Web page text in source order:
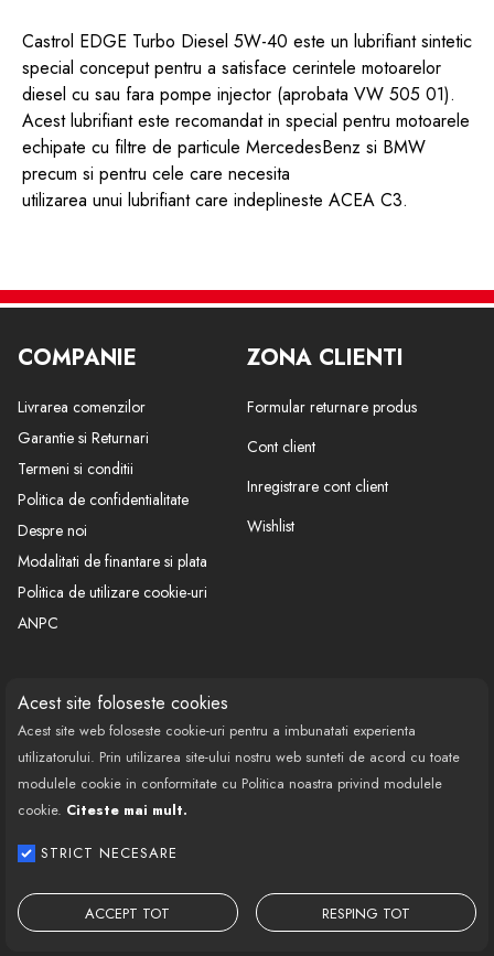
Acest site foloseste cookies
Acest site web foloseste cookie-uri pentru a imbunatati experienta
utilizatorului. Prin utilizarea site-ului nostru web sunteti de acord cu toate
modulele cookie in conformitate cu Politica noastra privind modulele
cookie. Citeste mai mult.
STRICT NECESARE
ACCEPT TOT RESPING TOT
Castrol EDGE Turbo Diesel 5W-40 este un lubrifiant sintetic
special conceputpentru a satisface cerintele motoarelor
diesel cu sau fara pompe injector (aprobata VW 505 01).
Acest lubrifiant este recomandat in special pentru motoarele
echipate cu filtre de particule MercedesBenz si BMW
precum si pentru cele care necesita
utilizarea unui lubrifiant care indeplineste ACEA C3.
scurt È™i lung
-ajuta pentru a sustine o performanta imbunatatita pentru
presiune
-imbunatateste eficienta motorului
-
-calitate garantata
condusului pe o varietate mare de condiÈ›ii de drum si
de temperatura
-reduce depunerile si imbunatateste timpul de raspuns al
masinii
-recomandat pentru :
Honda Toyota Å koda Subaru Mercedes -Benz
COMPANIE
Livrarea comenzilor
Garantie si Returnari
Termeni si conditii
Politica de confidentialitate
Despre noi
Modalitati de finantare si plata
Politica de utilizare cookie-uri
ANPC
ZONA CLIENTI
Formular returnare produs
Cont client
Inregistrare cont client
Wishlist
CONTACT
Call Center: 0377 100 941
Program de lucru: Luni-Vineri
08:00 - 18:00
Email: contact@bestautovest.ro
SRL CUI: 32372789, Reg.Com.:
J02/1129/2013